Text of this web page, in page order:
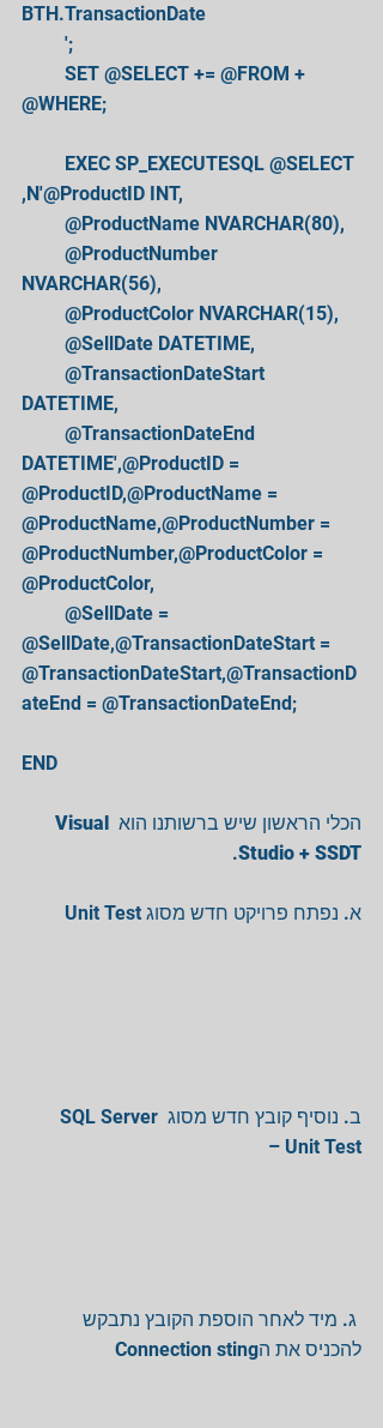
BTH.TransactionDate
         ';
@WHERE;
,N'@ProductID INT,
         @ProductName NVARCHAR(80),
NVARCHAR(56),
         @ProductColor NVARCHAR(15),
         @SellDate DATETIME,
DATETIME,
DATETIME',@ProductID =
@ProductID,@ProductName =
@ProductName,@ProductNumber =
@ProductNumber,@ProductColor =
@ProductColor,
@SellDate,@TransactionDateStart =
@TransactionDateStart,@TransactionD
ateEnd = @TransactionDateEnd;
END
הכלי הראשון שיש ברשותנו הוא Visual
Studio + SSDT
.
א. נפתח פרויקט חדש מסוג Unit Test
ב. נוסיף קובץ חדש מסוג SQL Server
Unit Test –
ג. מיד לאחר הוספת הקובץ נתבקש
להכניס את הConnection sting